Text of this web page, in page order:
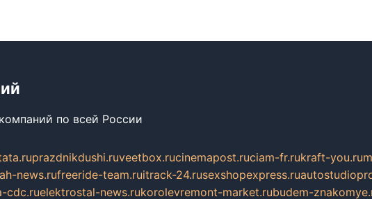
по всей России
prazdnikdushi.ruveetbox.rucinemapost.ruciam-fr.rukraft-you.ru
news.rufreeride-team.ruitrack-24.rusexshopexpress.ru
cdc.ruelektrostal-news.rukorolevremont-market.rubudem-